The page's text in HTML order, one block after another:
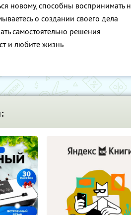
новому, способны воспринимать
о создании своего дела
самостоятельно решения
и любите жизнь